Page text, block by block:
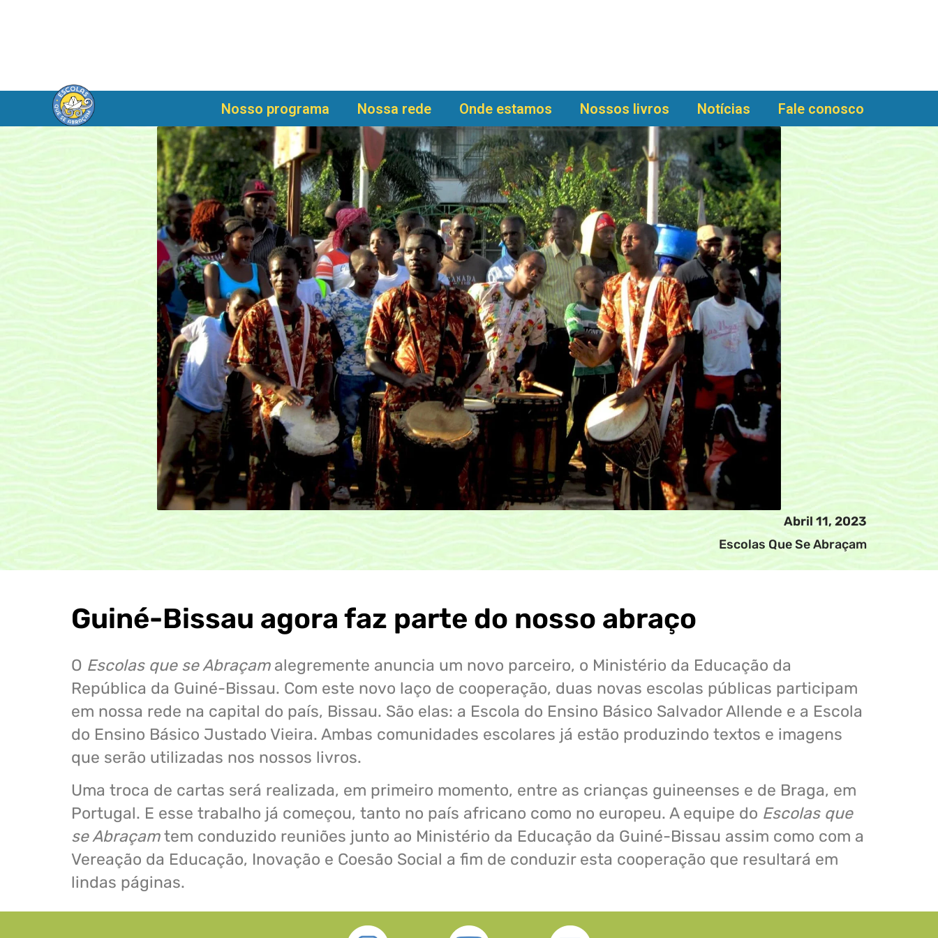
Nosso programa Nossa rede Onde estamos Nossos livros Notícias Fale conosco
Abril 11, 2023
Escolas Que Se Abraçam
Guiné-Bissau agora faz parte do nosso abraço
O Escolas que se Abraçamalegremente anuncia um novo parceiro, o Ministério da Educação da
República da Guiné-Bissau. Com este novo laço de cooperação, duas novas escolas públicas participam
em nossa rede na capital do país, Bissau. São elas: a Escola do Ensino Básico Salvador Allende e a Escola
do Ensino Básico Justado Vieira. Ambas comunidades escolares já estão produzindo textos e imagens
que serão utilizadas nos nossos livros.
Uma troca de cartas será realizada, em primeiro momento, entre as crianças guineenses e de Braga, em
Portugal. E esse trabalho já começou, tanto no país africano como no europeu. A equipe do Escolas que
se Abraçamtem conduzido reuniões junto ao Ministério da Educação da Guiné-Bissau assim como com a
Vereação da Educação, Inovação e Coesão Social a fim de conduzir esta cooperação que resultará em
lindas páginas.